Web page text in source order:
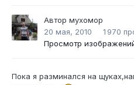
Автор мухомор
20 мая, 2010
1 970
Просмотр
Пока я разминался на